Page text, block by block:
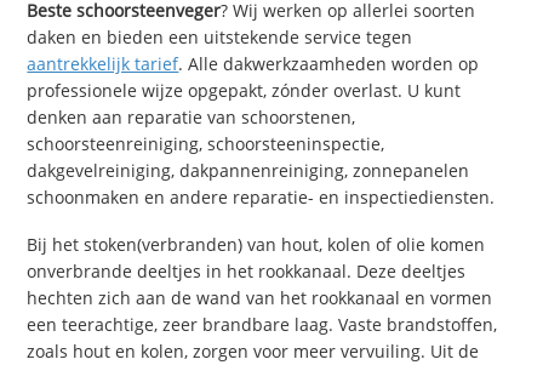
Beste schoorsteenveger? Wij werken op allerlei soorten
daken en bieden een uitstekende service tegen
aantrekkelijk tarief. Alle dakwerkzaamheden worden op
professionele wijze opgepakt, zónder overlast. U kunt
denken aan reparatie van schoorstenen,
schoorsteenreiniging, schoorsteeninspectie,
dakgevelreiniging, dakpannenreiniging, zonnepanelen
schoonmaken en andere reparatie- en inspectiediensten.
Bij het stoken(verbranden) van hout, kolen of olie komen
onverbrande deeltjes in het rookkanaal. Deze deeltjes
hechten zich aan de wand van het rookkanaal en vormen
een teerachtige, zeer brandbare laag. Vaste brandstoffen,
zoals hout en kolen, zorgen voor meer vervuiling. Uit de